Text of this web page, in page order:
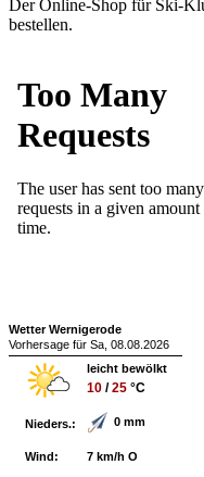
Der Online-Shop für Ski-
bestellen.
Wetter Wernigerode
Vorhersage für Sa, 08.08.2026
leicht bewölkt
10 /25 °C
Nieders.: 0 mm
Wind: 7 km/h O